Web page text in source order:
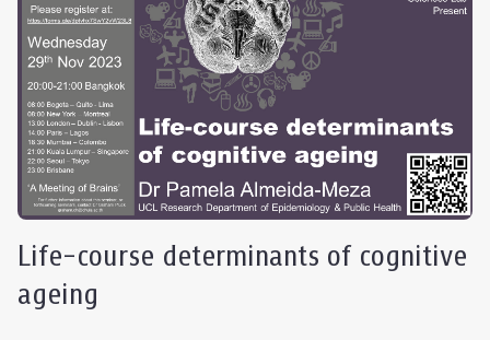
Life-course determinants of cognitive
ageing